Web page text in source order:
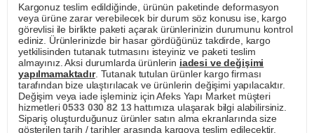
Kargonuz teslim edildiğinde, ürünün paketinde deformasyon
veya ürüne zarar verebilecek bir durum söz konusu ise, kargo
görevlisi ile birlikte paketi açarak ürünlerinizin durumunu kontrol
ediniz. Ürünlerinizde bir hasar gördüğünüz takdirde, kargo
yetkilisinden tutanak tutmasını isteyiniz ve paketi teslim
almayınız. Aksi durumlarda ürünlerin iadesi ve değişimi
yapılmamaktadır. Tutanak tutulan ürünler kargo firması
tarafından bize ulaştırılacak ve ürünlerin değişimi yapılacaktır.
Değişim veya iade işleminiz için Afeks Yapı Market müşteri
hizmetleri0533 030 82 13hattımıza ulaşarak bilgi alabilirsiniz.
Sipariş oluşturduğunuz ürünler satın alma ekranlarında size
gösterilen tarih / tarihler arasında kargoya teslim edilecektir.